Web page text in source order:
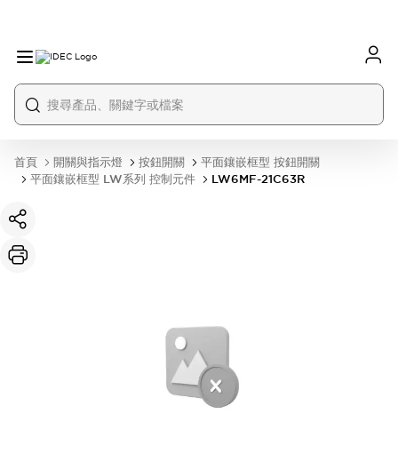
首頁 開關與指示燈 按鈕開關
平面鑲嵌框型 按鈕開關
平面鑲嵌框型 LW系列 控制元件
LW6MF-21C63R